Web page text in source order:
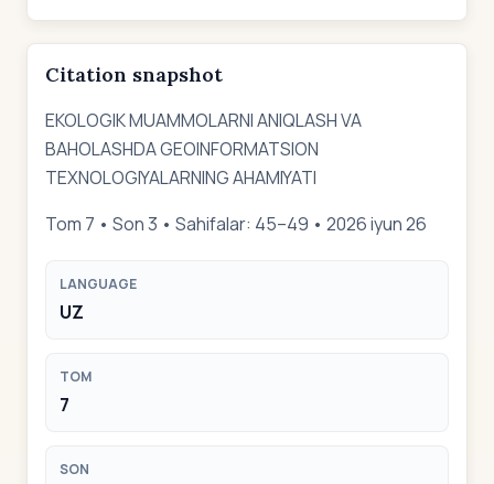
Citation snapshot
EKOLOGIK MUAMMOLARNI ANIQLASH VA
BAHOLASHDA GEOINFORMATSION
TEXNOLOGIYALARNING AHAMIYATI
Tom 7 • Son 3 • Sahifalar: 45–49 • 2026 iyun 26
LANGUAGE
UZ
TOM
7
SON